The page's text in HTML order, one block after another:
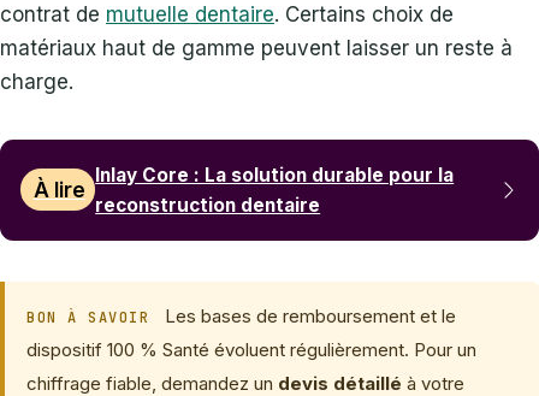
contrat de mutuelle dentaire. Certains choix de
matériaux haut de gamme peuvent laisser un reste à
charge.
À lire
Inlay Core : La solution durable pour la
reconstruction dentaire
BON À SAVOIR
Les bases de remboursement et le
dispositif 100 % Santé évoluent régulièrement. Pour un
chiffrage fiable, demandez un devis détaillé à votre